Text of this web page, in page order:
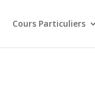
Cours Particuliers